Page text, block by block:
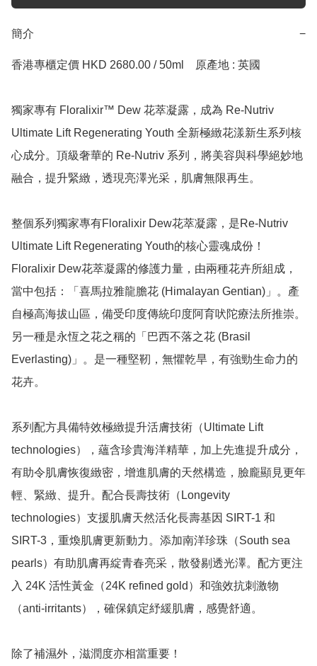
簡介 −
香港專櫃定價 HKD 2680.00 / 50ml    原產地 : 英國
獨家專有 Floralixir™ Dew 花萃凝露，成為 Re-Nutriv
Ultimate Lift Regenerating Youth 全新極緻花漾新生系列核
心成分。頂級奢華的 Re-Nutriv 系列，將美容與科學絕妙地
融合，提升緊緻，透現亮澤光采，肌膚無限再生。
整個系列獨家專有Floralixir Dew花萃凝露，是Re-Nutriv
Ultimate Lift Regenerating Youth的核心靈魂成份！
Floralixir Dew花萃凝露的修護力量，由兩種花卉所組成，
當中包括：「喜馬拉雅龍膽花 (Himalayan Gentian)」。產
自極高海拔山區，備受印度傳統印度阿育吠陀療法所推崇。
另一種是永恆之花之稱的「巴西不落之花 (Brasil
Everlasting)」。是一種堅靭，無懼乾旱，有強勁生命力的
花卉。
系列配方具備特效極緻提升活膚技術（Ultimate Lift
technologies），蘊含珍貴海洋精華，加上先進提升成分，
有助令肌膚恢復緻密，增進肌膚的天然構造，臉龐顯見更年
輕、緊緻、提升。配合長壽技術（Longevity
technologies）支援肌膚天然活化長壽基因 SIRT-1 和
SIRT-3，重煥肌膚更新動力。添加南洋珍珠（South sea
pearls）有助肌膚再綻青春亮采，散發剔透光澤。配方更注
入 24K 活性黃金（24K refined gold）和強效抗刺激物
（anti-irritants），確保鎮定紓緩肌膚，感覺舒適。
除了補濕外，滋潤度亦相當重要！